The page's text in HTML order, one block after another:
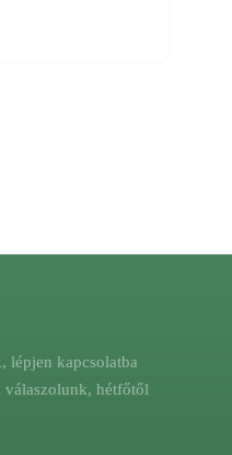
lépjen kapcsolatba
hétfőtől